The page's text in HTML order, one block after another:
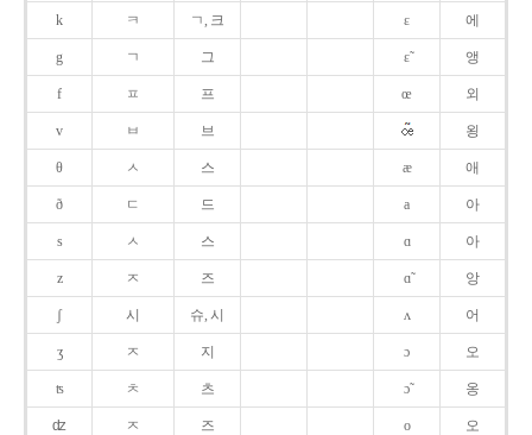
k ㅋ ㄱ, 크 ɛ 에
g ㄱ 그 ɛ̃ 앵
f ㅍ 프 œ 외
v ㅂ 브 욍
θ ㅅ 스 æ 애
ð ㄷ 드 a 아
s ㅅ 스 ɑ 아
z ㅈ 즈 ɑ̃ 앙
ʃ 시 슈, 시 ʌ 어
ʒ ㅈ 지 ɔ 오
ʦ ㅊ 츠 ɔ̃ 옹
ʣ ㅈ 즈 o 오